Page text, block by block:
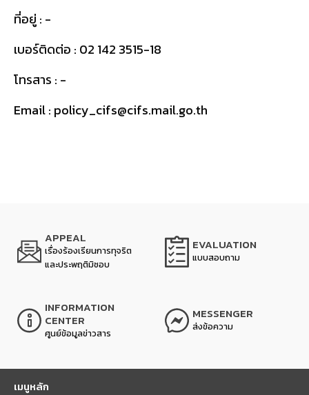
ที่อยู่ : -
เบอร์ติดต่อ : 02 142 3515-18
โทรสาร : -
Email : policy_cifs@cifs.mail.go.th
APPEAL
เรื่องร้องเรียนการทุจริต
และประพฤติมิชอบ
EVALUATION
แบบสอบถาม
INFORMATION
CENTER
ศูนย์ข้อมูลข่าวสาร
MESSENGER
ส่งข้อความ
เมนูหลัก